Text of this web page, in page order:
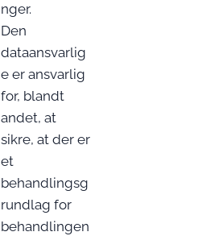
nger.
Den
dataansvarlig
e er ansvarlig
for, blandt
andet, at
sikre, at der er
et
behandlingsg
rundlag for
behandlingen